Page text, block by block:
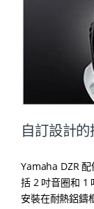
自訂設計
Yamaha DZR
括 2 吋音圈和 1
安裝在耐熱鋁鑄